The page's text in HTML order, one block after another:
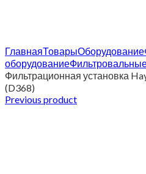
ГлавнаяТоварыОборудование
оборудование
Фильтрационная установка
(D368)
Previous product